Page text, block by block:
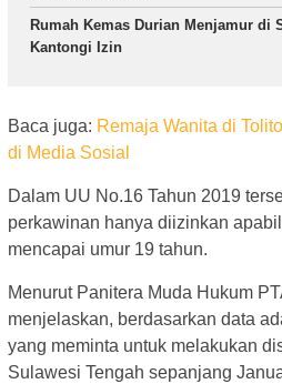
Rumah Kemas Durian Menjamur di
Kantongi Izin
Baca juga: Remaja Wanita di
di Media Sosial
Dalam UU No.16 Tahun 2019
perkawinan hanya diizinkan
mencapai umur 19 tahun.
Menurut Panitera Muda Hukum
menjelaskan, berdasarkan data
yang meminta untuk melakukan
Sulawesi Tengah sepanjang